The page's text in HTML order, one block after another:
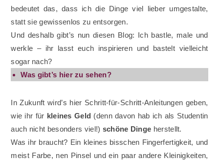
bedeutet das, dass ich die Dinge viel lieber umgestalte,
statt sie gewissenlos zu entsorgen.
Und deshalb gibt’s nun diesen Blog: Ich bastle, male und
werkle – ihr lasst euch inspirieren und bastelt vielleicht
sogar nach?
Was gibt’s hier zu sehen?
In Zukunft wird’s hier Schritt-für-Schritt-Anleitungen geben,
wie ihr für kleines Geld (denn davon hab ich als Studentin
auch nicht besonders viel!) schöne Dinge herstellt.
Was ihr braucht? Ein kleines bisschen Fingerfertigkeit, und
meist Farbe, nen Pinsel und ein paar andere Kleinigkeiten,